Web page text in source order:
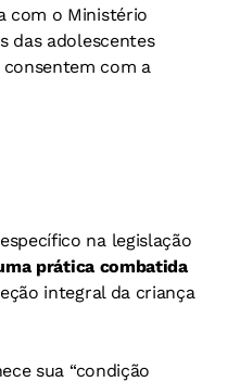
com o Ministério
das adolescentes
consentem com a
na legislação
prática combatida
integral da criança
sua “condição